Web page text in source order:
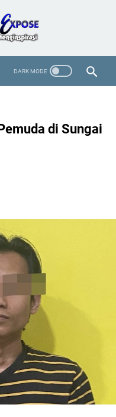
di Sungai